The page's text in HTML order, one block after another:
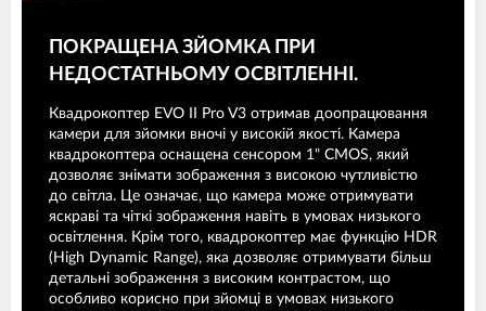
ПОКРАЩЕНА ЗЙОМКА ПРИ
НЕДОСТАТНЬОМУ ОСВІТЛЕННІ.
Квадрокоптер EVO II Pro V3 отримав доопрацювання
камери для зйомки вночі у високій якості. Камера
квадрокоптера оснащена сенсором 1" CMOS, який
дозволяє знімати зображення з високою чутливістю
до світла. Це означає, що камера може отримувати
яскраві та чіткі зображення навіть в умовах низького
освітлення. Крім того, квадрокоптер має функцію HDR
(High Dynamic Range), яка дозволяє отримувати більш
детальні зображення з високим контрастом, що
особливо корисно при зйомці в умовах низького